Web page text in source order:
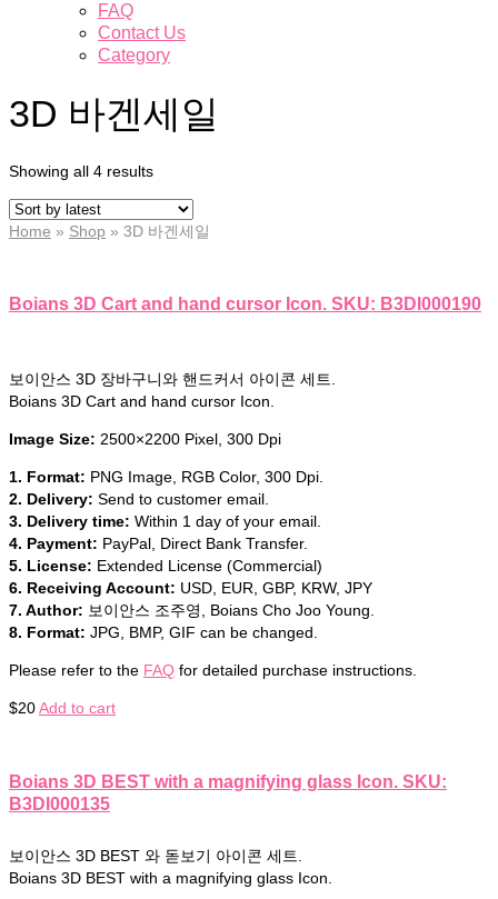
FAQ
Contact Us
Category
3D 바겐세일
Showing all 4 results
Home » Shop » 3D 바겐세일
Boians 3D Cart and hand cursor Icon. SKU: B3DI000190
보이안스 3D 장바구니와 핸드커서 아이콘 세트.
Boians 3D Cart and hand cursor Icon.
Image Size: 2500×2200 Pixel, 300 Dpi
1. Format: PNG Image, RGB Color, 300 Dpi.
2. Delivery: Send to customer email.
3. Delivery time: Within 1 day of your email.
4. Payment: PayPal, Direct Bank Transfer.
5. License: Extended License (Commercial)
6. Receiving Account: USD, EUR, GBP, KRW, JPY
7. Author: 보이안스 조주영, Boians Cho Joo Young.
8. Format: JPG, BMP, GIF can be changed.
Please refer to the FAQ for detailed purchase instructions.
$20Add to cart
Boians 3D BEST with a magnifying glass Icon. SKU:
B3DI000135
보이안스 3D BEST 와 돋보기 아이콘 세트.
Boians 3D BEST with a magnifying glass Icon.